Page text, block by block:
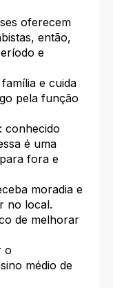
oferecem
então,
e
e cuida
pela função
conhecido
é uma
fora e
moradia e
no local.
de melhorar
o
médio de